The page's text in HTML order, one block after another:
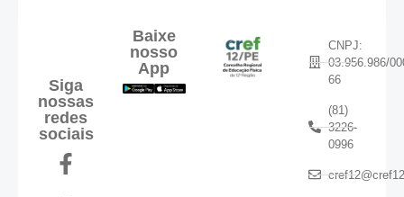
Siga
nossas
redes
sociais
Baixe
nosso
App
CNPJ:
03.956.986/
66
(81)
3226-
0996